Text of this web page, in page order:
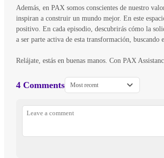
Además, en PAX somos conscientes de nuestro
inspiran a construir un mundo mejor. En este
positivo. En cada episodio, descubrirás cómo la
a ser parte activa de esta transformación,
Relájate, estás en buenas manos. Con PAX
4 Comments Most recent